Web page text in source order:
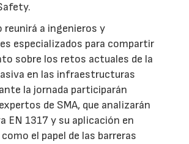
reunirá a ingenieros y
especializados para compartir
sobre los retos actuales de la
en las infraestructuras
la jornada participarán
de SMA, que analizarán
EN 1317 y su aplicación en
como el papel de las barreras